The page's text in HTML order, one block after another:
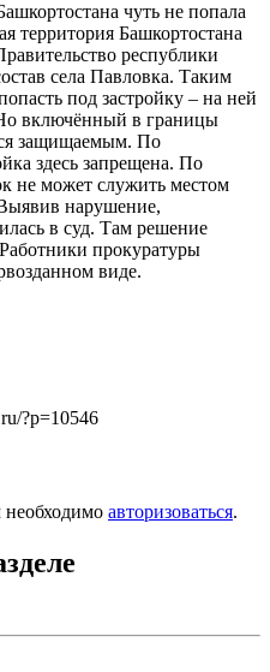
чуть не попала
территория Башкортостана
республики
села Павловка. Таким
под застройку – на ней
включённый в границы
защищаемым. По
здесь запрещена. По
не может служить местом
нарушение,
в суд. Там решение
прокуратуры
виде.
?p=10546
необходимо авторизоваться.